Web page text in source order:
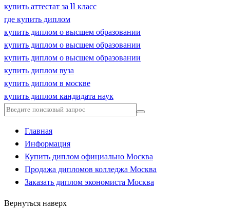
купить аттестат за 11 класс
где купить диплом
купить диплом о высшем образовании
купить диплом о высшем образовании
купить диплом о высшем образовании
купить диплом вуза
купить диплом в москве
купить диплом кандидата наук
Главная
Информация
Купить диплом официально Москва
Продажа дипломов колледжа Москва
Заказать диплом экономиста Москва
Вернуться наверх